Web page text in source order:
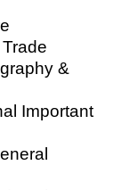
&
Important